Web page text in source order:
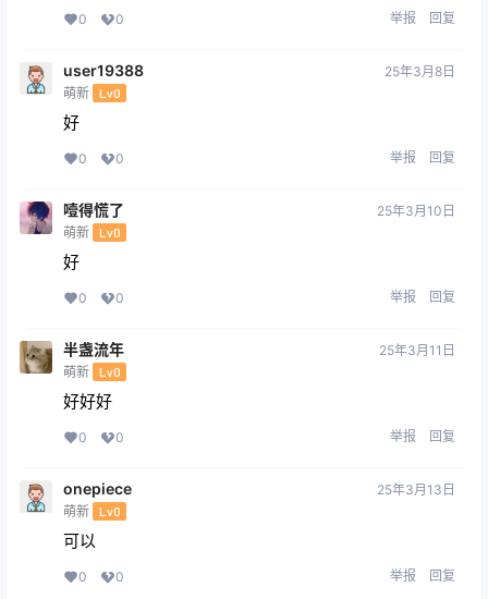
0 0 举报 回复
user19388
萌新 Lv0
25年3月8日
好
0 0 举报 回复
噎得慌了
萌新 Lv0
25年3月10日
好
0 0 举报 回复
半盏流年
萌新 Lv0
25年3月11日
好好好
0 0 举报 回复
onepiece
萌新 Lv0
25年3月13日
可以
0 0 举报 回复